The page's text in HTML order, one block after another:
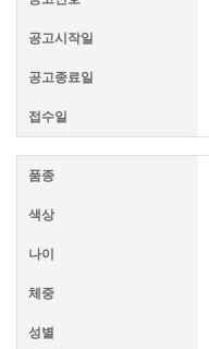
공고시작일
공고종료일
접수일
품종
색상
나이
체중
성별